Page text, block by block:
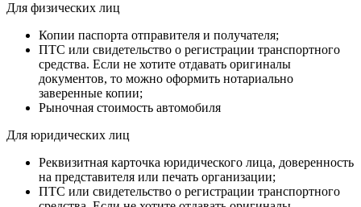
Для физических лиц
Копии паспорта отправителя и получателя;
ПТС или свидетельство о регистрации транспортного
средства. Если не хотите отдавать оригиналы
документов, то можно оформить нотариально
заверенные копии;
Рыночная стоимость автомобиля
Для юридических лиц
Реквизитная карточка юридического лица, доверенность
на представителя или печать организации;
ПТС или свидетельство о регистрации транспортного